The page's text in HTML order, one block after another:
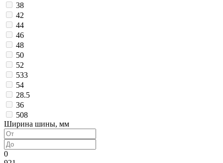
38
42
44
46
48
50
52
533
54
28.5
36
508
Ширина шины, мм
0